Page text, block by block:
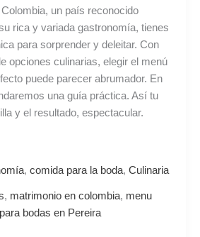
un país reconocido
rica y variada gastronomía, tienes
para sorprender y deleitar. Con
opciones culinarias, elegir el menú
puede parecer abrumador. En
una guía práctica. Así tu
y el resultado, espectacular.
, comida para la boda, Culinaria
, matrimonio en colombia, menu
bodas en Pereira